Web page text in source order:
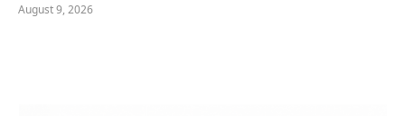
August 9, 2026